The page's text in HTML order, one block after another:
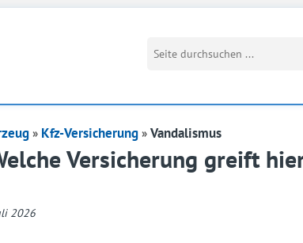
Kfz-Versicherung Vandalismus
Versicherung greift
2026